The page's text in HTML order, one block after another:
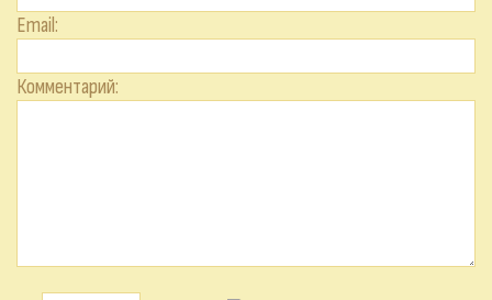
Email:
Комментарий: